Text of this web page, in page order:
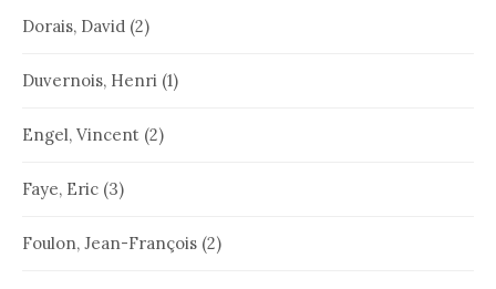
Dorais, David (2)
Duvernois, Henri (1)
Engel, Vincent (2)
Faye, Eric (3)
Foulon, Jean-François (2)